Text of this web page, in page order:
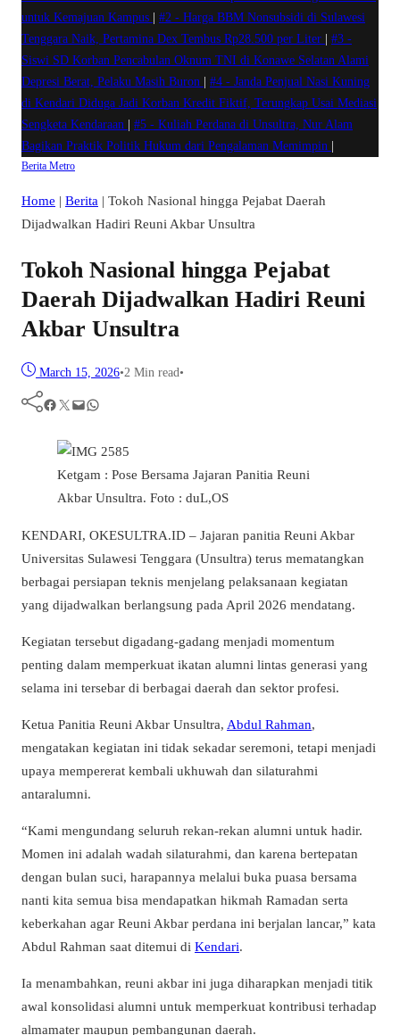
untuk Kemajuan Kampus
#2 - Harga BBM Nonsubsidi di Sulawesi
Tenggara Naik, Pertamina Dex Tembus Rp28.500 per Liter
#3 -
Siswi SD Korban Pencabulan Oknum TNI di Konawe Selatan Alami
Depresi Berat, Pelaku Masih Buron
#4 - Janda Penjual Nasi Kuning
di Kendari Diduga Jadi Korban Kredit Fiktif, Terungkap Usai Mediasi
Sengketa Kendaraan
#5 - Kuliah Perdana di Unsultra, Nur Alam
Bagikan Praktik Politik Hukum dari Pengalaman Memimpin
Berita Metro
Home | Berita | Tokoh Nasional hingga Pejabat Daerah
Dijadwalkan Hadiri Reuni Akbar Unsultra
Tokoh Nasional hingga Pejabat
Daerah Dijadwalkan Hadiri Reuni
Akbar Unsultra
March 15, 2026•2 Min read•
Facebook Twitter Mail WhatsApp
Ketgam : Pose Bersama Jajaran Panitia Reuni
Akbar Unsultra. Foto : duL,OS
KENDARI, OKESULTRA.ID – Jajaran panitia Reuni Akbar
Universitas Sulawesi Tenggara (Unsultra) terus mematangkan
berbagai persiapan teknis menjelang pelaksanaan kegiatan
yang dijadwalkan berlangsung pada April 2026 mendatang.
Kegiatan tersebut digadang-gadang menjadi momentum
penting dalam memperkuat ikatan alumni lintas generasi yang
selama ini tersebar di berbagai daerah dan sektor profesi.
Ketua Panitia Reuni Akbar Unsultra, Abdul Rahman,
mengatakan kegiatan ini tidak sekadar seremoni, tetapi menjadi
upaya mempererat kembali ukhuwah dan silaturahmi
antaralumni.
“Kami mengundang seluruh rekan-rekan alumni untuk hadir.
Momen ini adalah wadah silaturahmi, dan karena bertepatan
dengan bulan suci, harapannya melalui buka puasa bersama
nanti kita semua bisa mendapatkan hikmah Ramadan serta
keberkahan agar Reuni Akbar perdana ini berjalan lancar,” kata
Abdul Rahman saat ditemui di Kendari.
Ia menambahkan, reuni akbar ini juga diharapkan menjadi titik
awal konsolidasi alumni untuk memperkuat kontribusi terhadap
almamater maupun pembangunan daerah.